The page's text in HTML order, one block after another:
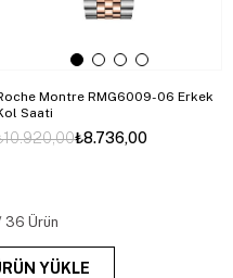
Montre RMG6009-06 Erkek
Saati
₺8.736,00
36 Ürün
YÜKLE